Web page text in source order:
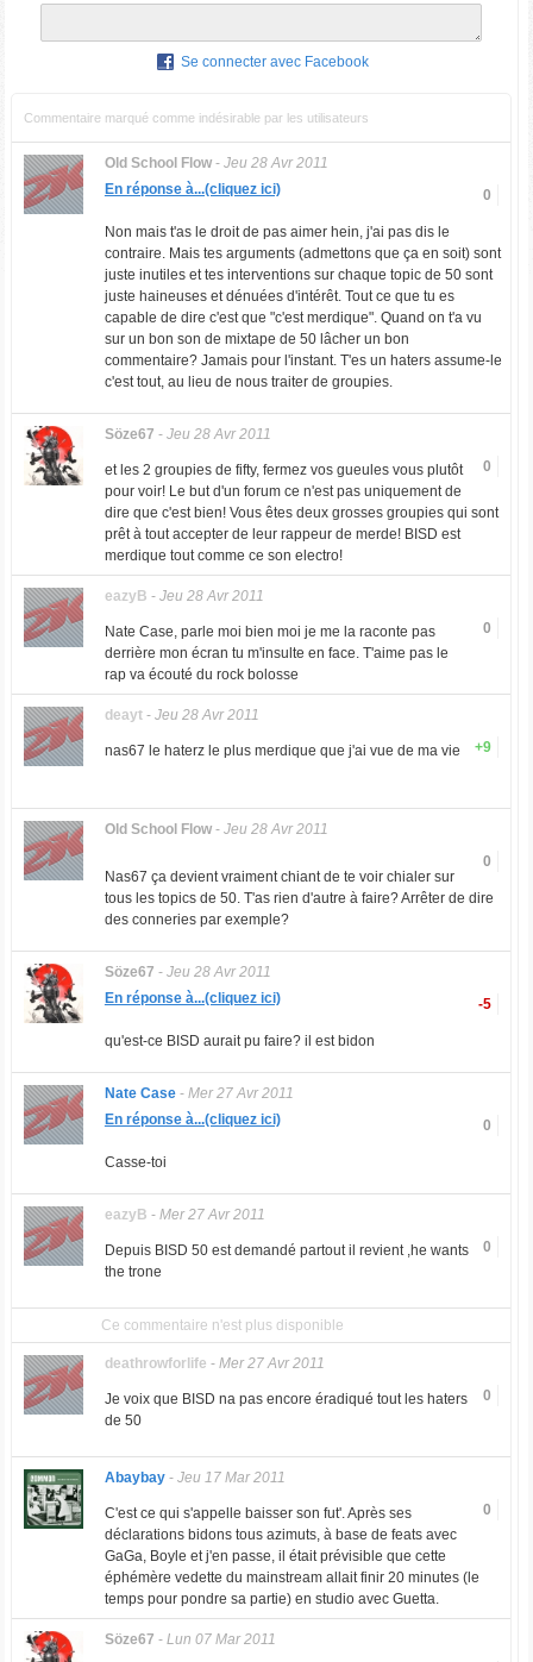
Se connecter avec Facebook
Commentaire marqué comme indésirable par les utilisateurs
Old School Flow- Jeu 28 Avr 2011
0
En réponse à...(cliquez ici)
Non mais t'as le droit de pas aimer hein, j'ai pas dis le
contraire. Mais tes arguments (admettons que ça en soit) sont
juste inutiles et tes interventions sur chaque topic de 50 sont
juste haineuses et dénuées d'intérêt. Tout ce que tu es
capable de dire c'est que "c'est merdique". Quand on t'a vu
sur un bon son de mixtape de 50 lâcher un bon
commentaire? Jamais pour l'instant. T'es un haters assume-le
c'est tout, au lieu de nous traiter de groupies.
Söze67 - Jeu 28 Avr 2011
0
et les 2 groupies de fifty, fermez vos gueules vous plutôt
pour voir! Le but d'un forum ce n'est pas uniquement de
dire que c'est bien! Vous êtes deux grosses groupies qui sont
prêt à tout accepter de leur rappeur de merde! BISD est
merdique tout comme ce son electro!
eazyB - Jeu 28 Avr 2011
0
Nate Case, parle moi bien moi je me la raconte pas
derrière mon écran tu m'insulte en face. T'aime pas le
rap va écouté du rock bolosse
deayt- Jeu 28 Avr 2011
+9
nas67 le haterz le plus merdique que j'ai vue de ma vie
Old School Flow- Jeu 28 Avr 2011
0
Nas67 ça devient vraiment chiant de te voir chialer sur
tous les topics de 50. T'as rien d'autre à faire? Arrêter de dire
des conneries par exemple?
Söze67 - Jeu 28 Avr 2011
-5
En réponse à...(cliquez ici)
qu'est-ce BISD aurait pu faire? il est bidon
Nate Case- Mer 27 Avr 2011
0
En réponse à...(cliquez ici)
Casse-toi
eazyB - Mer 27 Avr 2011
0
Depuis BISD 50 est demandé partout il revient ,he wants
the trone
Ce commentaire n'est plus disponible
deathrowforlife - Mer 27 Avr 2011
0
Je voix que BISD na pas encore éradiqué tout les haters
de 50
Abaybay- Jeu 17 Mar 2011
0
C'est ce qui s'appelle baisser son fut'. Après ses
déclarations bidons tous azimuts, à base de feats avec
GaGa, Boyle et j'en passe, il était prévisible que cette
éphémère vedette du mainstream allait finir 20 minutes (le
temps pour pondre sa partie) en studio avec Guetta.
Söze67 - Lun 07 Mar 2011